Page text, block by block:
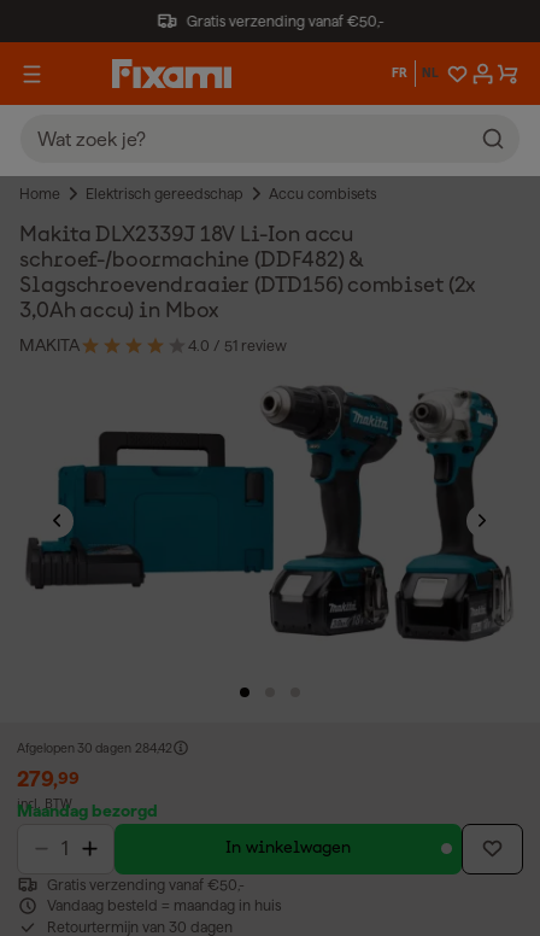
Gratis verzending vanaf €50,-
FR NL
Home Elektrisch gereedschap Accu combisets
Makita DLX2339J 18V Li-Ion accu
schroef-/boormachine (DDF482) &
Slagschroevendraaier (DTD156) combiset (2x
3,0Ah accu) in Mbox
MAKITA 4.0 / 51 review
Afgelopen 30 dagen 284,42
279,99
incl. BTW
Maandag bezorgd
In winkelwagen
Gratis verzending vanaf €50,-
Vandaag besteld = maandag in huis
Retourtermijn van 30 dagen